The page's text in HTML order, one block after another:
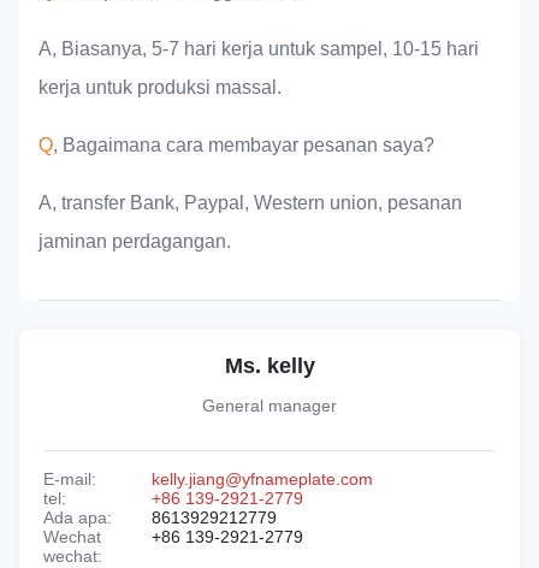
A, Biasanya, 5-7 hari kerja untuk sampel, 10-15 hari
kerja untuk produksi massal.
Q, Bagaimana cara membayar pesanan saya?
A, transfer Bank, Paypal, Western union, pesanan
jaminan perdagangan.
Ms. kelly
General manager
E-mail:
kelly.jiang@yfnameplate.com
tel:
+86 139-2921-2779
Ada apa:
8613929212779
Wechat
wechat:
+86 139-2921-2779